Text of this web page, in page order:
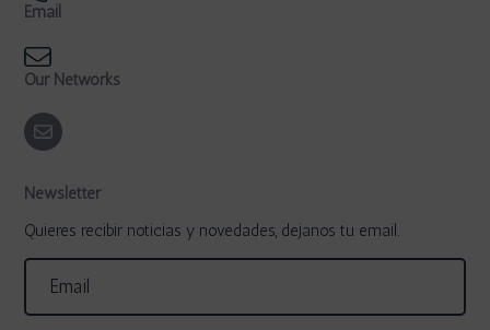
Email
Our Networks
Newsletter
Quieres recibir noticias y novedades, dejanos tu email.